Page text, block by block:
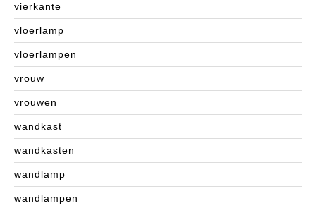
vierkante
vloerlamp
vloerlampen
vrouw
vrouwen
wandkast
wandkasten
wandlamp
wandlampen